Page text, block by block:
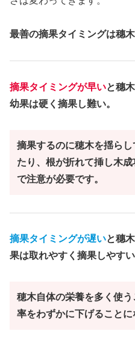
最善の摘果タイミングは穗
摘果タイミングが早いと穗
幼果は硬く摘果し難い。
摘果するのに穂木を揺ら
たり、根が折れて挿し木
で注意が必要です。
摘果タイミングが遅いと穗
果は取れやすく摘果しやすい
穂木自体の栄養を多く使
率をわずかに下げることに